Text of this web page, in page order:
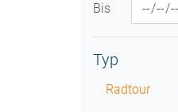
Bis
Typ
Radtour